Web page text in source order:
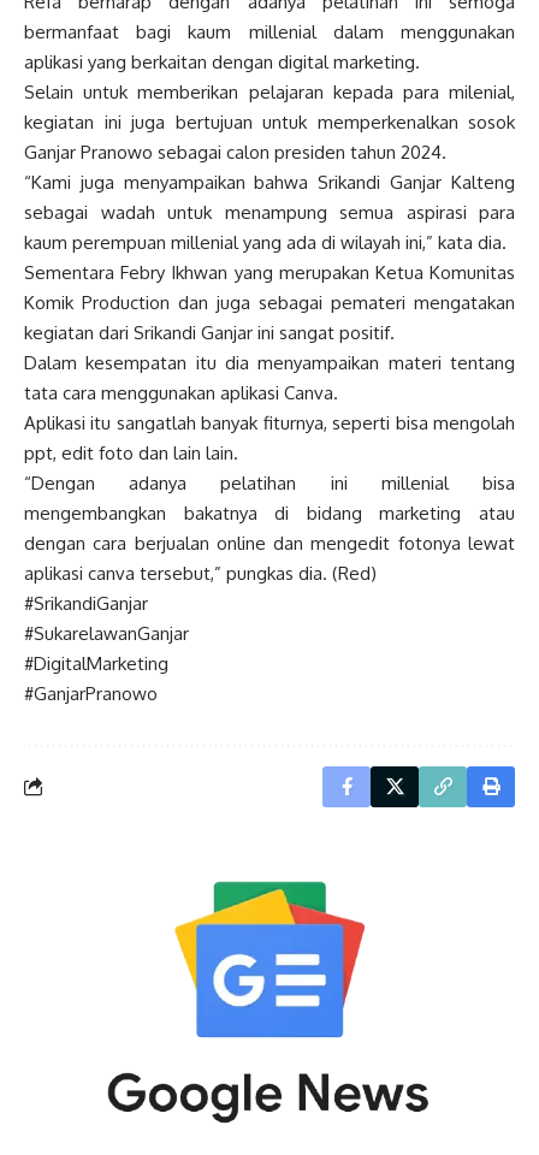
bermanfaat bagi kaum millenial dalam menggunakan
aplikasi yang berkaitan dengan digital marketing.
Selain untuk memberikan pelajaran kepada para milenial,
kegiatan ini juga bertujuan untuk memperkenalkan sosok
Ganjar Pranowo sebagai calon presiden tahun 2024.
“Kami juga menyampaikan bahwa Srikandi Ganjar Kalteng
sebagai wadah untuk menampung semua aspirasi para
kaum perempuan millenial yang ada di wilayah ini,” kata dia.
Sementara Febry Ikhwan yang merupakan Ketua Komunitas
Komik Production dan juga sebagai pemateri mengatakan
kegiatan dari Srikandi Ganjar ini sangat positif.
Dalam kesempatan itu dia menyampaikan materi tentang
tata cara menggunakan aplikasi Canva.
Aplikasi itu sangatlah banyak fiturnya, seperti bisa mengolah
ppt, edit foto dan lain lain.
“Dengan adanya pelatihan ini millenial bisa
mengembangkan bakatnya di bidang marketing atau
dengan cara berjualan online dan mengedit fotonya lewat
aplikasi canva tersebut,” pungkas dia. (Red)
#SrikandiGanjar
#SukarelawanGanjar
#DigitalMarketing
#GanjarPranowo